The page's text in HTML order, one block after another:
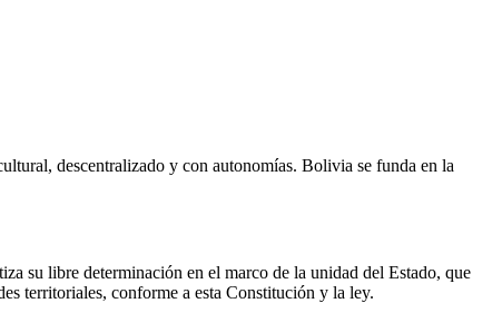
descentralizado y con autonomías. Bolivia se funda en la
su libre determinación en el marco de la unidad del Estado, que
territoriales, conforme a esta Constitución y la ley.